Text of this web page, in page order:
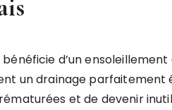
bénéficie d’un
un drainage parfaitement
et de devenir